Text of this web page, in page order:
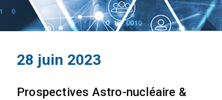
28 juin 2023
Prospectives Astro-nucléaire &